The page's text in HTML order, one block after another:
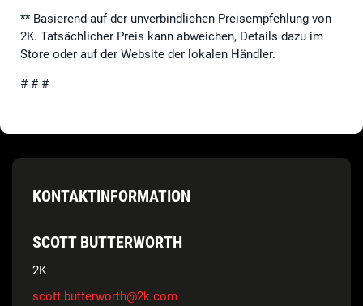
** Basierend auf der unverbindlichen Preisempfehlung von
2K. Tatsächlicher Preis kann abweichen, Details dazu im
Store oder auf der Website der lokalen Händler.
# # #
KONTAKTINFORMATION
SCOTT BUTTERWORTH
2K
scott.butterworth@2k.com